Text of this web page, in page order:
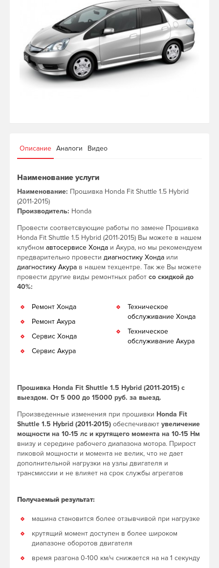
Описание Аналоги Видео
Наименование услуги
Наименование: Прошивка Honda Fit Shuttle 1.5 Hybrid
(2011-2015)
Производитель: Honda
Провести соответсвующие работы по замене Прошивка
Honda Fit Shuttle 1.5 Hybrid (2011-2015) Вы можете в нашем
клубном автосервисе Хонда и Акура, но мы рекомендуем
предварительно провести диагностику Хонда или
диагностику Акура в нашем техцентре. Так же Вы можете
провести другие виды ремонтных работ со скидкой до
40%:
Ремонт Хонда
Ремонт Акура
Сервис Хонда
Сервис Акура
Техническое
обслуживание Хонда
Техническое
обслуживание Акура
Прошивка Honda Fit Shuttle 1.5 Hybrid (2011-2015) с
выездом. От 5 000 до 15000 руб. за выезд.
Произведенные изменения при прошивки Honda Fit
Shuttle 1.5 Hybrid (2011-2015) обеспечивают увеличение
мощности на 10-15 лс и крутящего момента на 10-15 Нм
внизу и середине рабочего диапазона мотора. Прирост
пиковой мощности и момента не велик, что не дает
дополнительной нагрузки на узлы двигателя и
трансмиссии и не влияет на срок службы агрегатов
Получаемый результат:
машина становится более отзывчивой при нагрузке
крутящий момент доступен в более широком
диапазоне оборотов двигателя
время разгона 0-100 км/ч снижается на на 1 секунду